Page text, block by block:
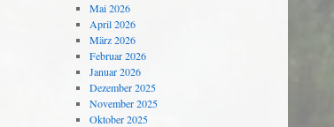
Mai 2026
April 2026
März 2026
Februar 2026
Januar 2026
Dezember 2025
November 2025
Oktober 2025